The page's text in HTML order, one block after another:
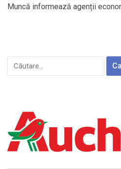
Muncă informează agenții
Caută
după: